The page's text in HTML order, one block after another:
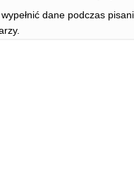
dane podczas